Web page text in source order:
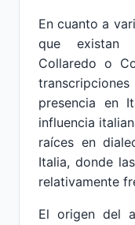
En cuanto a
que existan
Collaredo o
presencia en
influencia
raíces en
Italia, donde
relativamente
El origen del